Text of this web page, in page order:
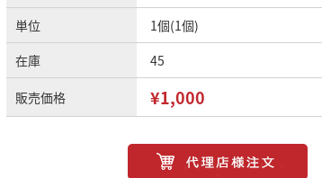
単位
1個(1個)
在庫
45
販売価格 ¥1,000